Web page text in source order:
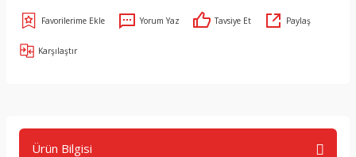
Yorum Yaz Tavsiye Et Paylaş
Karşılaştır
Ürün Bilgisi